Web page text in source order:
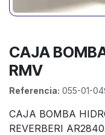
CAJA
RMV
Referencia: 055-01-
CAJA BOMBA
REVERBERI